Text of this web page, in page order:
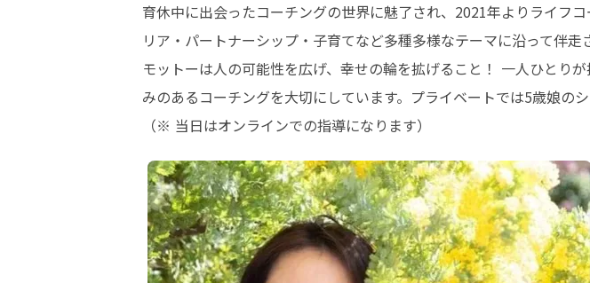
育休中に出会ったコーチングの世界に魅了され、2021年よりライフ
リア・パートナーシップ・子育てなど多種多様なテーマに沿って伴走
モットーは人の可能性を広げ、幸せの輪を拡げること！ 一人ひとり
みのあるコーチングを大切にしています。プライベートでは5歳娘の
（※ 当日はオンラインでの指導になります）